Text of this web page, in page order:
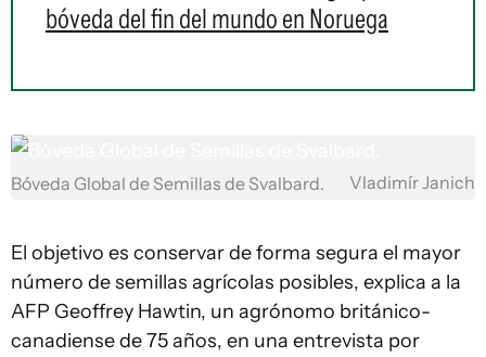
bóveda del fin del mundo en Noruega
Bóveda Global de Semillas de Svalbard. Vladimír Janich
El objetivo es conservar de forma segura el mayor
número de semillas agrícolas posibles, explica a la
AFP Geoffrey Hawtin, un agrónomo británico-
canadiense de 75 años, en una entrevista por